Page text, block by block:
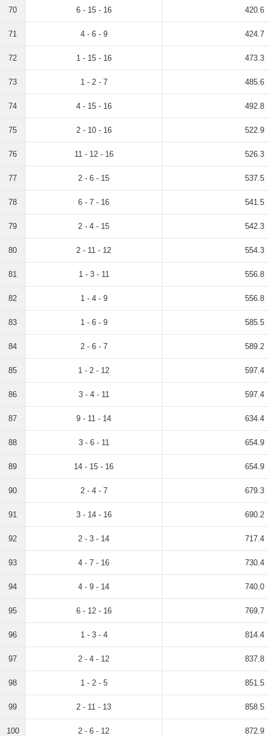
70 6 - 15 - 16 420.6
71 4 - 6 - 9 424.7
72 1 - 15 - 16 473.3
73 1 - 2 - 7 485.6
74 4 - 15 - 16 492.8
75 2 - 10 - 16 522.9
76 11 - 12 - 16 526.3
77 2 - 6 - 15 537.5
78 6 - 7 - 16 541.5
79 2 - 4 - 15 542.3
80 2 - 11 - 12 554.3
81 1 - 3 - 11 556.8
82 1 - 4 - 9 556.8
83 1 - 6 - 9 585.5
84 2 - 6 - 7 589.2
85 1 - 2 - 12 597.4
86 3 - 4 - 11 597.4
87 9 - 11 - 14 634.4
88 3 - 6 - 11 654.9
89 14 - 15 - 16 654.9
90 2 - 4 - 7 679.3
91 3 - 14 - 16 690.2
92 2 - 3 - 14 717.4
93 4 - 7 - 16 730.4
94 4 - 9 - 14 740.0
95 6 - 12 - 16 769.7
96 1 - 3 - 4 814.4
97 2 - 4 - 12 837.8
98 1 - 2 - 5 851.5
99 2 - 11 - 13 858.5
100 2 - 6 - 12 872.9